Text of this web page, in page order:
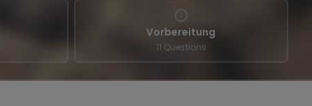
Vorbereitung
11 Questions